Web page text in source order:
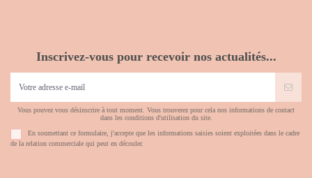
Inscrivez-vous pour recevoir nos actualités...
Vous pouvez vous désinscrire à tout moment. Vous trouverez pour cela nos informations de contact
dans les conditions d'utilisation du site.
En soumettant ce formulaire, j'accepte que les informations saisies soient exploitées dans le cadre
de la relation commerciale qui peut en découler.